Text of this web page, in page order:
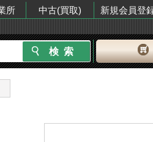
所 中古(買取) 新規会員登